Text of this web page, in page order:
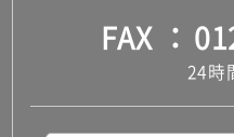
FAX
24時